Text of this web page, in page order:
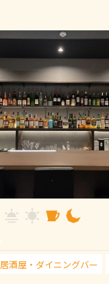
居酒屋・ダイニングバー